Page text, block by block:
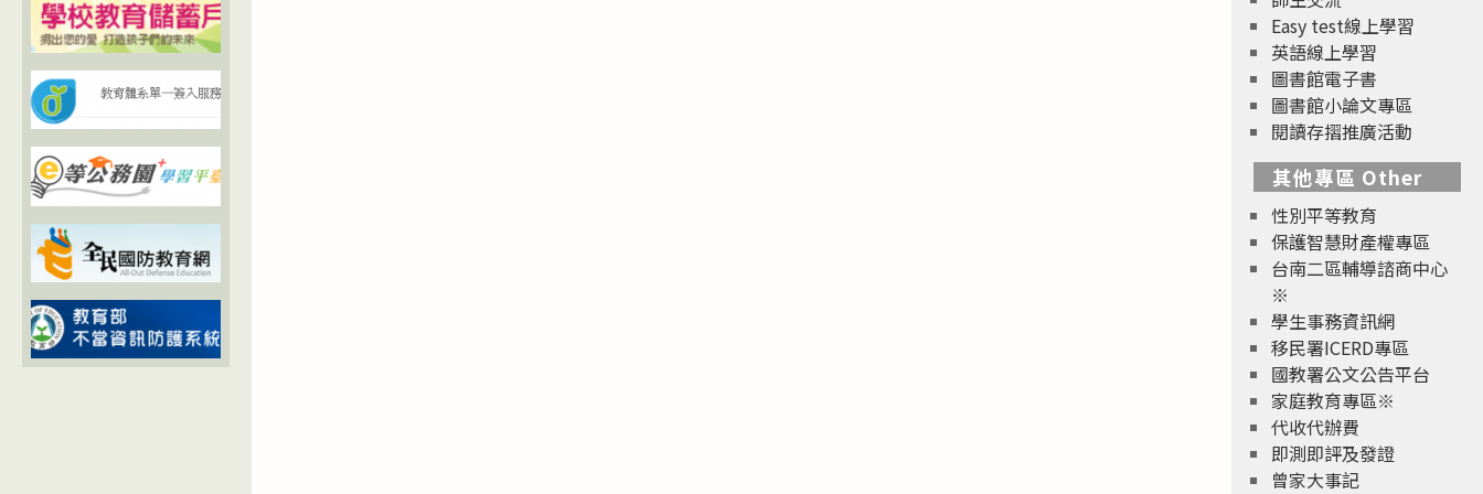
Easy test線上學習
英語線上學習
圖書館電子書
圖書館小論文專區
閱讀存摺推廣活動
其他專區 Other
性別平等教育
保護智慧財產權專區
台南二區輔導諮商中心
※
學生事務資訊網
移民署ICERD專區
國教署公文公告平台
家庭教育專區※
代收代辦費
即測即評及發證
曾家大事記